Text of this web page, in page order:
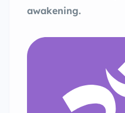
awakening.